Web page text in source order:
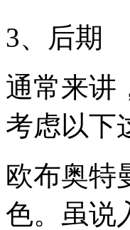
3、后期
通常来讲
考虑以下
欧布奥特
色。虽说